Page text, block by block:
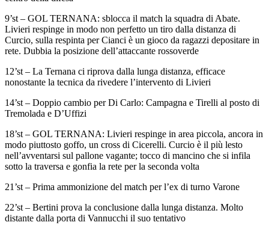
9’st – GOL TERNANA: sblocca il match la squadra di Abate.
Livieri respinge in modo non perfetto un tiro dalla distanza di
Curcio, sulla respinta per Cianci è un gioco da ragazzi depositare in
rete. Dubbia la posizione dell’attaccante rossoverde
12’st – La Ternana ci riprova dalla lunga distanza, efficace
nonostante la tecnica da rivedere l’intervento di Livieri
14’st – Doppio cambio per Di Carlo: Campagna e Tirelli al posto di
Tremolada e D’Uffizi
18’st – GOL TERNANA: Livieri respinge in area piccola, ancora in
modo piuttosto goffo, un cross di Cicerelli. Curcio è il più lesto
nell’avventarsi sul pallone vagante; tocco di mancino che si infila
sotto la traversa e gonfia la rete per la seconda volta
21’st – Prima ammonizione del match per l’ex di turno Varone
22’st – Bertini prova la conclusione dalla lunga distanza. Molto
distante dalla porta di Vannucchi il suo tentativo